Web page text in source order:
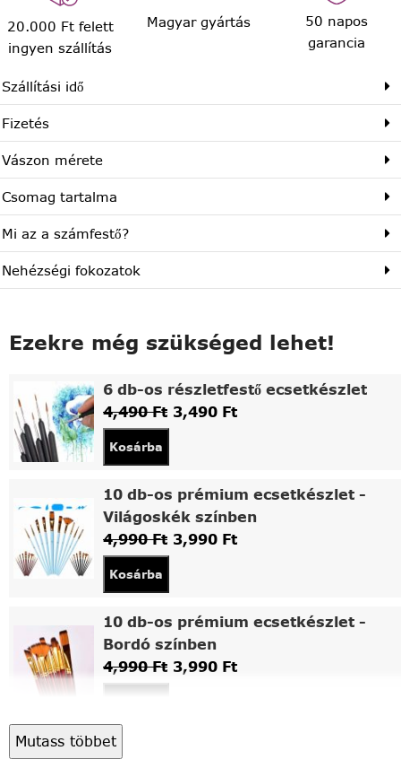
20.000 Ft felett
ingyen szállítás
Magyar gyártás
50 napos
garancia
Szállítási idő
Fizetés
Vászon mérete
Csomag tartalma
Mi az a számfestő?
Nehézségi fokozatok
Ezekre még szükséged lehet!
6 db-os részletfestő ecsetkészlet
4,490Ft 3,490 Ft
Kosárba
10 db-os prémium ecsetkészlet -
Világoskék színben
4,990Ft 3,990 Ft
Kosárba
10 db-os prémium ecsetkészlet -
Bordó színben
4,990Ft 3,990 Ft
Asztali fa festőállvány
Mutass többet